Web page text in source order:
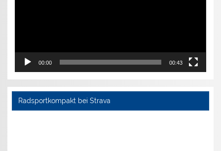
00:00 00:43
Radsportkompakt bei Strava